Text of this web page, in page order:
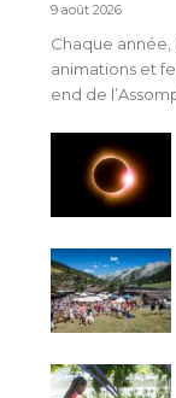
9 août 2026
Chaque année,
animations et
end de